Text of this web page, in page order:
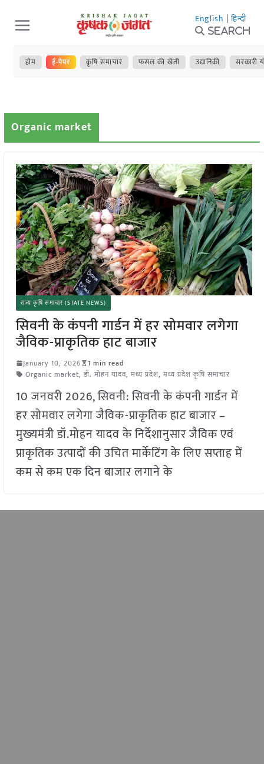
Skip
to
content
English | हिन्दी
Search
होम ई-पेपर कृषि समाचार फसल की खेती उद्यानिकी सरकारी
Organic market
राज्य कृषि समाचार (STATE NEWS)
सिवनी के कंपनी गार्डन में हर सोमवार लगेगा
जैविक-प्राकृतिक हाट बाजार
January 10, 2026
1 min read
Organic market, डॉ. मोहन यादव, मध्य प्रदेश, मध्य प्रदेश कृषि समाचार
10 जनवरी 2026, सिवनी: सिवनी के कंपनी गार्डन में
हर सोमवार लगेगा जैविक-प्राकृतिक हाट बाजार –
मुख्‍यमंत्री डॉ.मोहन यादव के निर्देशानुसार जैविक एवं
प्राकृतिक उत्पादों की उचित मार्केटिंग के लिए सप्ताह में
कम से कम एक दिन बाजार लगाने के